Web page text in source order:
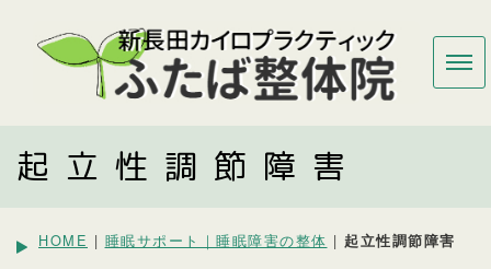
起立性調節障害
HOME | 睡眠サポート｜睡眠障害の整体 | 起立性調節障害